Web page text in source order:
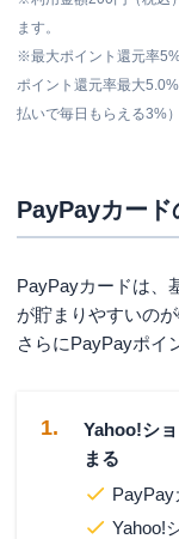
ます。
※最大ポイント還元率
ポイント還元率最大
払いで毎日もらえる3%）
PayPayカード
PayPayカードは、
が貯まりやすいの
さらにPayPayポイ
Yahoo!シ
まる
PayPay
Yahoo!